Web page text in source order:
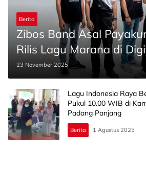
Berita
Zibos Band Asal
Rilis Lagu Marana di
23 November 2025
Lagu Indonesia Raya
Pukul 10.00 WIB di
Padang Panjang
Berita 1 Agustus 2025